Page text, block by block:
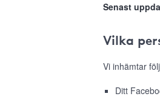
Senast
Vilka
Vi inhämtar
Ditt